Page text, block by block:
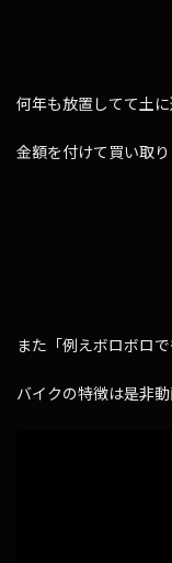
何年も放置してて土
金額を付けて買い取
また「例えボロボロ
バイクの特徴は是非